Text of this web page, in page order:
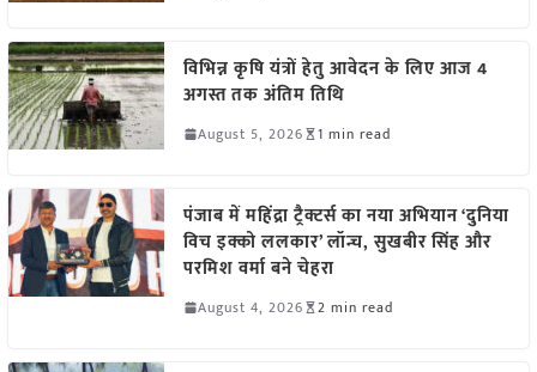
विभिन्न कृषि यंत्रों हेतु आवेदन के लिए आज 4
अगस्त तक अंतिम तिथि
August 5, 2026 1 min read
पंजाब में महिंद्रा ट्रैक्टर्स का नया अभियान ‘दुनिया
विच इक्को ललकार’ लॉन्च, सुखबीर सिंह और
परमिश वर्मा बने चेहरा
August 4, 2026 2 min read